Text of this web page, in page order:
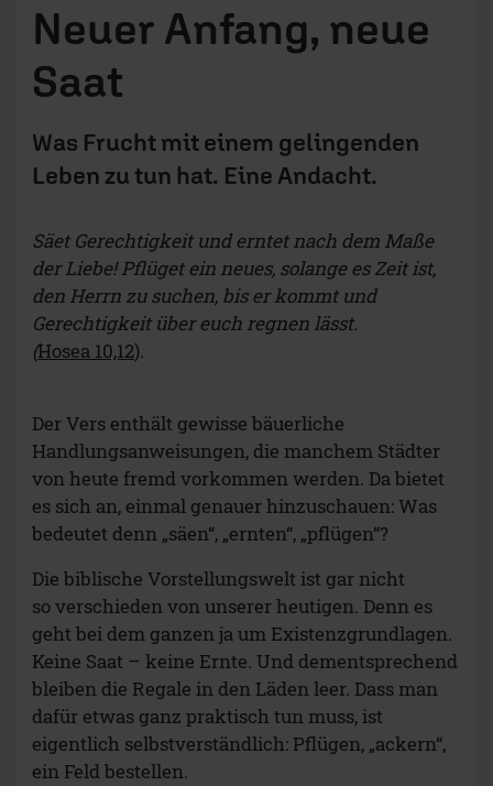
Neuer Anfang, neue
Saat
Was Frucht mit einem gelingenden
Leben zu tun hat. Eine Andacht.
Säet Gerechtigkeit und erntet nach dem Maße
der Liebe! Pflüget ein neues, solange es Zeit ist,
den Herrn zu suchen, bis er kommt und
Gerechtigkeit über euch regnen lässt.
(Hosea 10,12).
Der Vers enthält gewisse bäuerliche
Handlungsanweisungen, die manchem Städter
von heute fremd vorkommen werden. Da bietet
es sich an, einmal genauer hinzuschauen: Was
bedeutet denn „säen“, „ernten“, „pflügen“?
Die biblische Vorstellungswelt ist gar nicht
so verschieden von unserer heutigen. Denn es
geht bei dem ganzen ja um Existenzgrundlagen.
Keine Saat – keine Ernte. Und dementsprechend
bleiben die Regale in den Läden leer. Dass man
dafür etwas ganz praktisch tun muss, ist
eigentlich selbstverständlich: Pflügen, „ackern“,
ein Feld bestellen.